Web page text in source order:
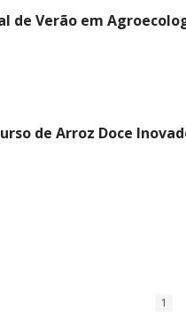
de Verão em
de Arroz Doce
1